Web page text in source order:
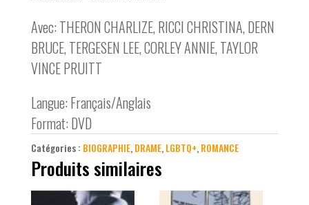
Avec: THERON CHARLIZE, RICCI CHRISTINA, DERN
BRUCE, TERGESEN LEE, CORLEY ANNIE, TAYLOR
VINCE PRUITT
Langue: Français/Anglais
Format: DVD
Catégories : BIOGRAPHIE,DRAME,LGBTQ+,ROMANCE
Produits similaires